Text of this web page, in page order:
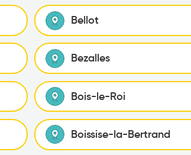
Bellot
Bezalles
Bois-le-Roi
Boissise-la-Bertrand